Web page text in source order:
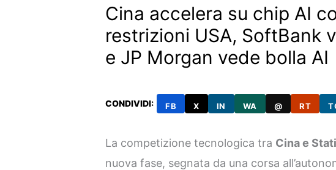
Cina accelera su chip AI
restrizioni USA, SoftBank
e JP Morgan vede bolla AI
CONDIVIDI: FB X IN WA @ RT
La competizione tecnologica tra Cina e
nuova fase, segnata da una corsa